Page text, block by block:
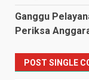
Ganggu
Periksa
POST SINGLE